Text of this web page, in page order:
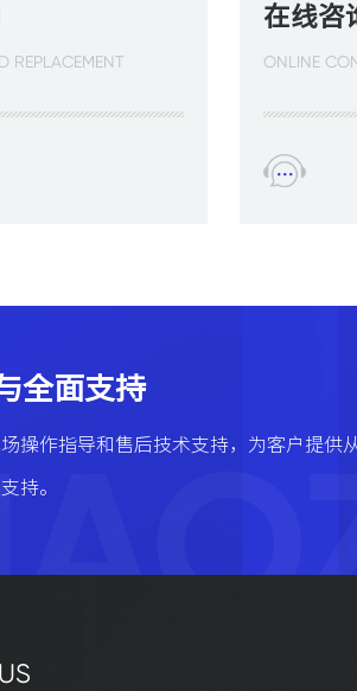
REPLACEMENT
在线咨
ONLINE
全面支持
操作指导和售后技术支持，为客户提供
持。